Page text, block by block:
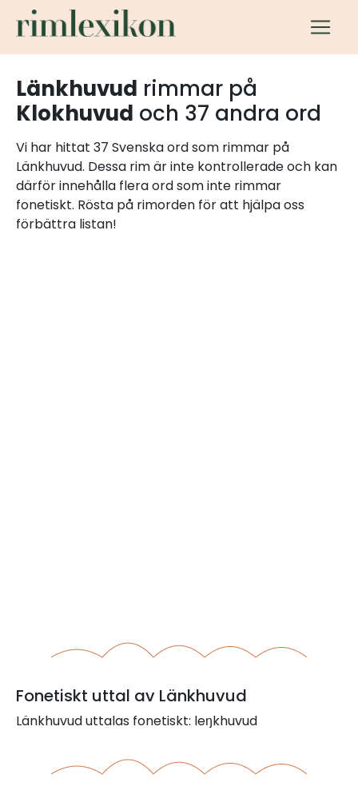
Länkhuvud rimmar på
Klokhuvud och 37 andra ord
Vi har hittat 37 Svenska ord som rimmar på
Länkhuvud. Dessa rim är inte kontrollerade och kan
därför innehålla flera ord som inte rimmar
fonetiskt. Rösta på rimorden för att hjälpa oss
förbättra listan!
Fonetiskt uttal av Länkhuvud
Länkhuvud uttalas fonetiskt: leŋkhuvud